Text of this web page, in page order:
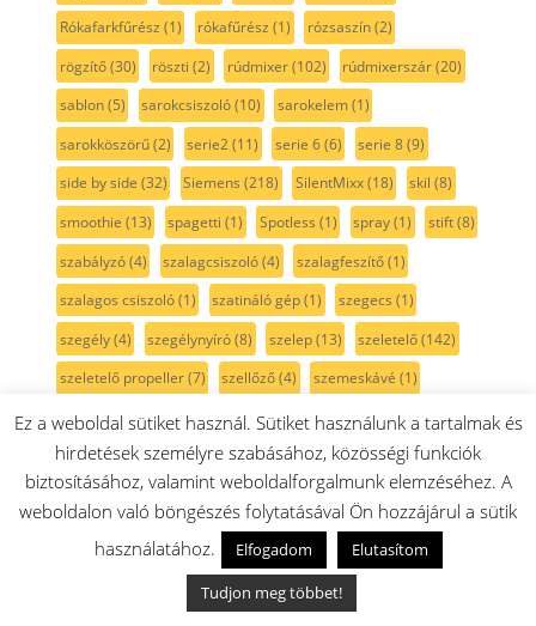
Rókafarkfűrész (1) rókafűrész (1) rózsaszín(2)
rögzítő(30) röszti (2) rúdmixer(102) rúdmixerszár(20)
sablon(5) sarokcsiszoló(10) sarokelem(1)
sarokköszörű(2) serie2(11) serie 6(6) serie 8(9)
side by side (32) Siemens (218) SilentMixx(18) skil (8)
smoothie (13) spagetti (1) Spotless (1) spray(1) stift(8)
szabályzó(4) szalagcsiszoló(4) szalagfeszítő(1)
szalagos csiszoló(1) szatináló gép(1) szegecs (1)
szegély(4) szegélynyíró(8) szelep(13) szeletelő(142)
szeletelő propeller(7) szellőző(4) szemeskávé (1)
szenzor(17) szerszám(6) szervíz(9) szett(47)
szikra(11) szikrafej(2) szikragyűjtó(8) szikráztató(6)
szilikon(13) szilikonzsír(2) szimering(28) szitaszűrő(5)
szivattyúház(4) szán(4) szárny(3)
szárítógépajtó(13) szárítógép szíj(15)
(4) szénfilter(4) szénkefe
Ez a weboldal sütiket használ. Sütiket használunk a tartalmak és
hirdetések személyre szabásához, közösségi funkciók
biztosításához, valamint weboldalforgalmunk elemzéséhez. A
weboldalon való böngészés folytatásával Ön hozzájárul a sütik
használatához.
Elfogadom
Elutasítom
Tudjon meg többet!